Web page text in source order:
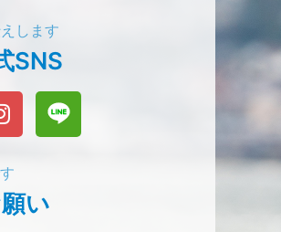
SNS
します
い